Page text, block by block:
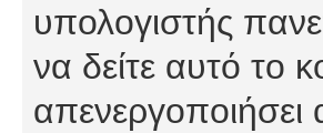
υπολογιστής
να δείτε αυτό το
απενεργοποιήσει